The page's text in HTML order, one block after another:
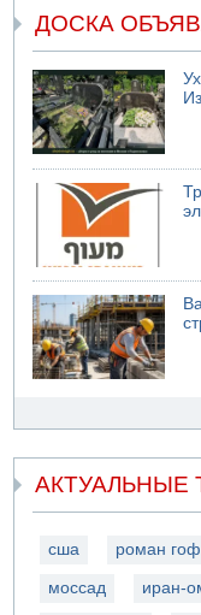
ДОСКА
АКТУАЛЬНЫЕ
сша роман
моссад иран-